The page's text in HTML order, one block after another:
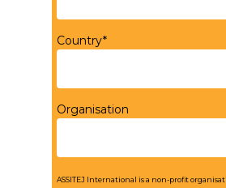
Country*
Organisation
ASSITEJ International is a non-profit